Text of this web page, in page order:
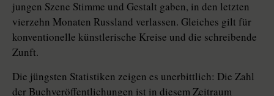
jungen Szene Stimme und Gestalt gaben, in den letzten
vierzehn Monaten Russland verlassen. Gleiches gilt für
konventionelle künstlerische Kreise und die schreibende
Zunft.
Die jüngsten Statistiken zeigen es unerbittlich: Die Zahl
der Buchveröffentlichungen ist in diesem Zeitraum